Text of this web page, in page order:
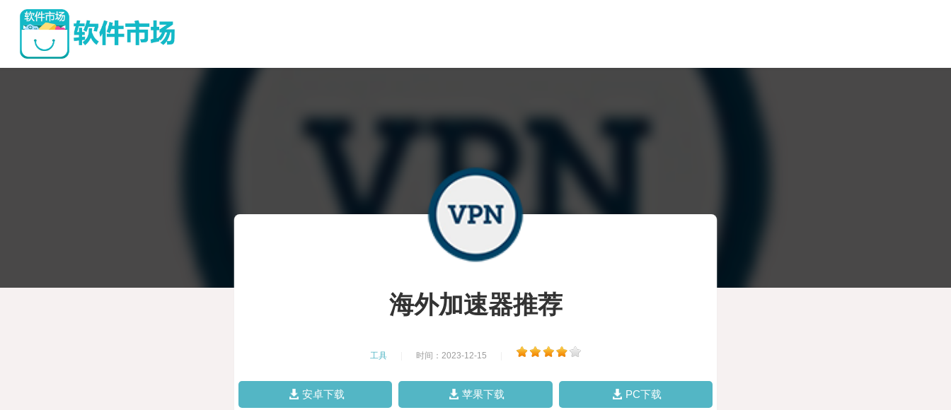
海外加速器推荐
工具 时间：2023-12-15
安卓下载 苹果下载 PC下载